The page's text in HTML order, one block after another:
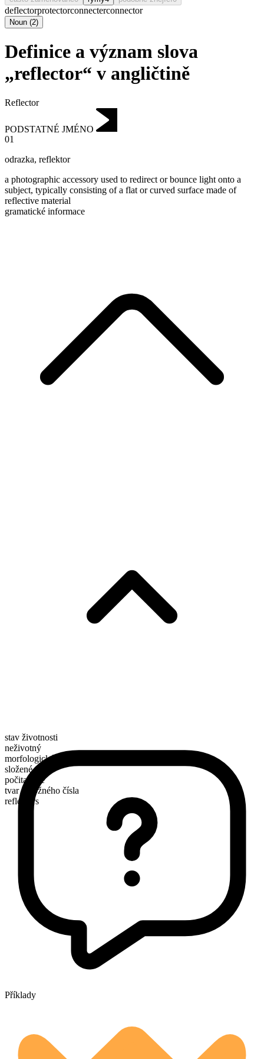
deflectorprotectorconnecterconnector
Noun (2)
Definice a význam slova
„reflector“ v angličtině
Reflector
PODSTATNÉ JMÉNO
01
odrazka, reflektor
a photographic accessory used to redirect or bounce light onto a
subject, typically consisting of a flat or curved surface made of
reflective material
gramatické informace
stav životnosti
neživotný
morfologické složení
složené
počitatelné
tvar množného čísla
reflectors
Příklady